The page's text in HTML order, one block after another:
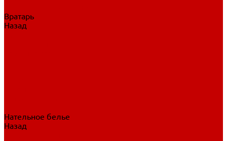
Вратарь
Назад
Нательное белье
Назад